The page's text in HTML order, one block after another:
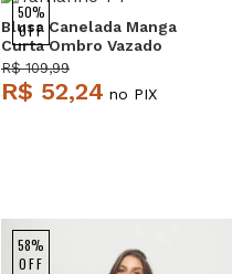
50%
OFF
Blusa Canelada Manga
Curta Ombro Vazado
Branco Salvatore
R$ 109,99
R$ 52,24 no PIX
58%
OFF